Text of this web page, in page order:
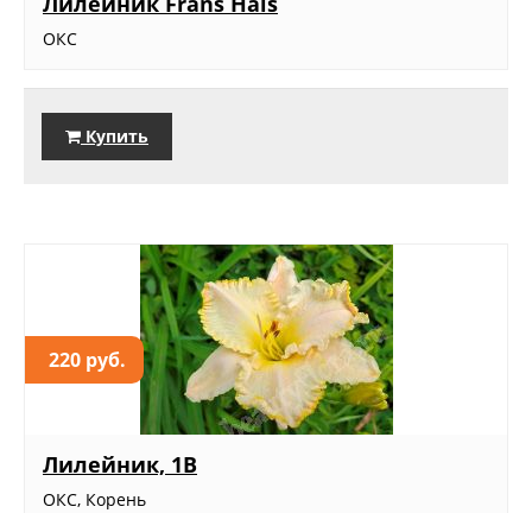
ОКС
Купить
220 руб.
Лилейник, 1В
ОКС, Корень